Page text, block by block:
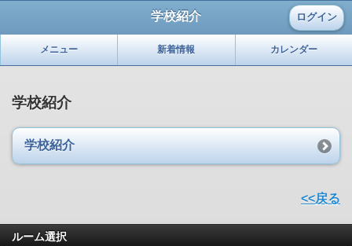
学校紹介 ログイン
メニュー 新着情報 カレンダー
学校紹介
学校紹介
<<戻る
ルーム選択